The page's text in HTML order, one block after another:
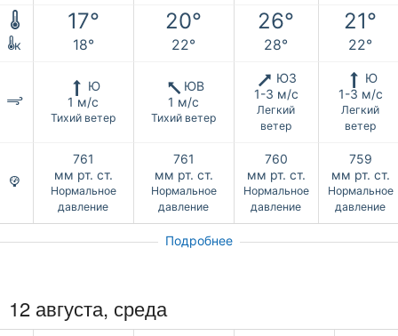
17° 20° 26° 21°
к 18° 22° 28° 22°
Ю
1 м/с
Тихий ветер
ЮВ
1 м/с
Тихий ветер
ЮЗ
1-3 м/с
Легкий
ветер
Ю
1-3 м/с
Легкий
ветер
761
мм рт. ст.
Нормальное
давление
761
мм рт. ст.
Нормальное
давление
760
мм рт. ст.
Нормальное
давление
759
мм рт. ст.
Нормальное
давление
Подробнее
12 августа, среда